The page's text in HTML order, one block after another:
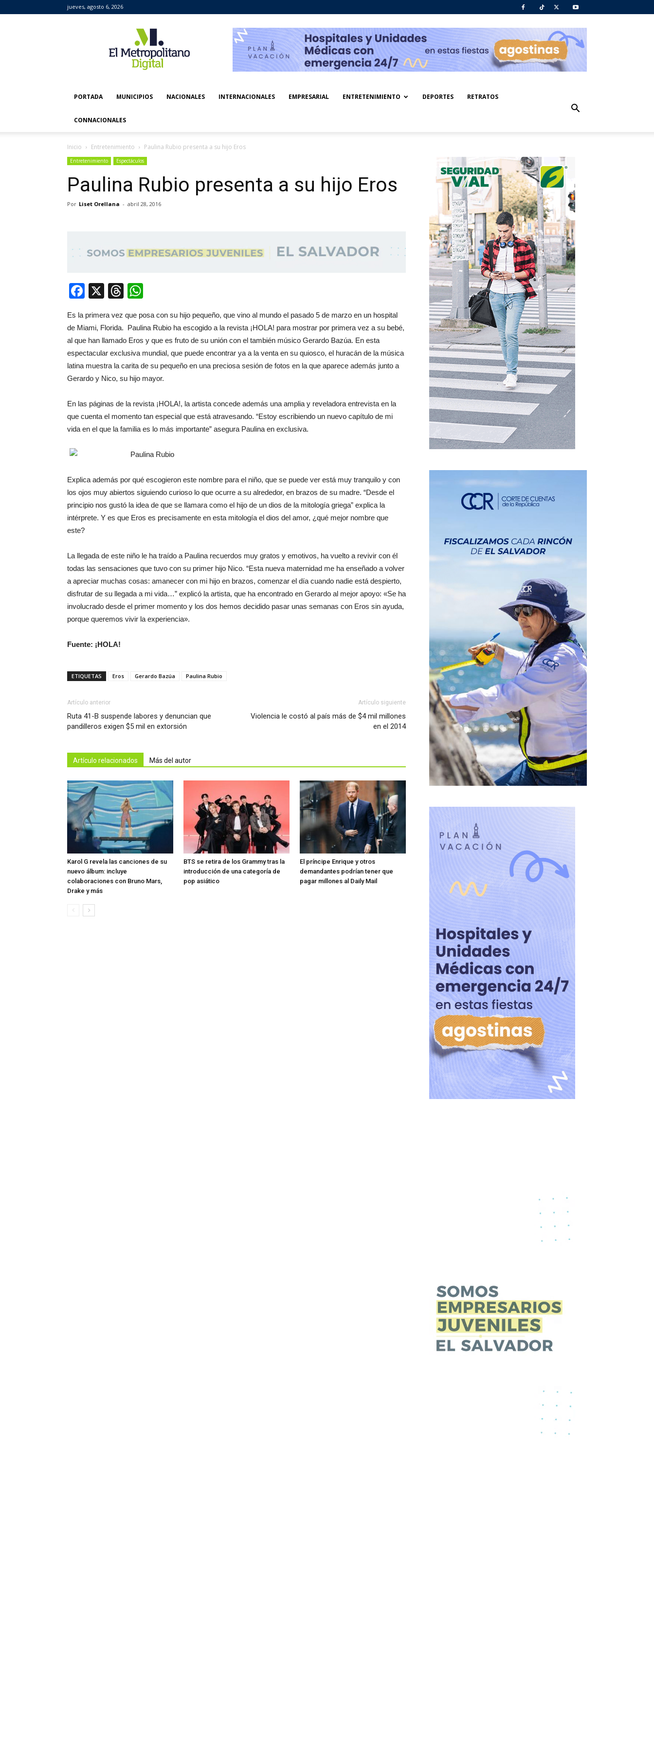
jueves, agosto 6, 2026
Metropolitano
Digital
PORTADA MUNICIPIOS NACIONALES INTERNACIONALES EMPRESARIAL ENTRETENIMIENTO DEPORTES RETRATOS
CONNACIONALES
Inicio Entretenimiento Paulina Rubio presenta a su hijo Eros
Entretenimiento Espectáculos
Paulina Rubio presenta a su hijo Eros
Por Liset Orellana - abril 28, 2016
Facebook
X Threads
Es la primera vez que posa con su hijo pequeño, que vino al mundo el pasado 5 de marzo en un hospital
de Miami, Florida. Paulina Rubio ha escogido a la revista ¡HOLA! para mostrar por primera vez a su bebé,
al que han llamado Eros y que es fruto de su unión con el también músico Gerardo Bazúa. En esta
espectacular exclusiva mundial, que puede encontrar ya a la venta en su quiosco, el huracán de la música
latina muestra la carita de su pequeño en una preciosa sesión de fotos en la que aparece además junto a
Gerardo y Nico, su hijo mayor.
En las páginas de la revista ¡HOLA!, la artista concede además una amplia y reveladora entrevista en la
que cuenta el momento tan especial que está atravesando. “Estoy escribiendo un nuevo capítulo de mi
vida en el que la familia es lo más importante” asegura Paulina en exclusiva.
Explica además por qué escogieron este nombre para el niño, que se puede ver está muy tranquilo y con
los ojos muy abiertos siguiendo curioso lo que ocurre a su alrededor, en brazos de su madre. “Desde el
principio nos gustó la idea de que se llamara como el hijo de un dios de la mitología griega” explica la
intérprete. Y es que Eros es precisamente en esta mitología el dios del amor, ¿qué mejor nombre que
este?
La llegada de este niño le ha traído a Paulina recuerdos muy gratos y emotivos, ha vuelto a revivir con él
todas las sensaciones que tuvo con su primer hijo Nico. “Esta nueva maternidad me ha enseñado a volver
a apreciar muchas cosas: amanecer con mi hijo en brazos, comenzar el día cuando nadie está despierto,
disfrutar de su llegada a mi vida…” explicó la artista, que ha encontrado en Gerardo al mejor apoyo: «Se ha
involucrado desde el primer momento y los dos hemos decidido pasar unas semanas con Eros sin ayuda,
porque queremos vivir la experiencia».
Fuente: ¡HOLA!
ETIQUETAS Eros Gerardo Bazúa Paulina Rubio
Artículo anterior
Ruta 41-B suspende labores y denuncian que
pandilleros exigen $5 mil en extorsión
Artículo siguiente
Violencia le costó al país más de $4 mil millones
en el 2014
Artículo relacionados Más del autor
Karol G revela las canciones de su
nuevo álbum: incluye
colaboraciones con Bruno Mars,
Drake y más
BTS se retira de los Grammy tras la
introducción de una categoría de
pop asiático
El príncipe Enrique y otros
demandantes podrían tener que
pagar millones al Daily Mail